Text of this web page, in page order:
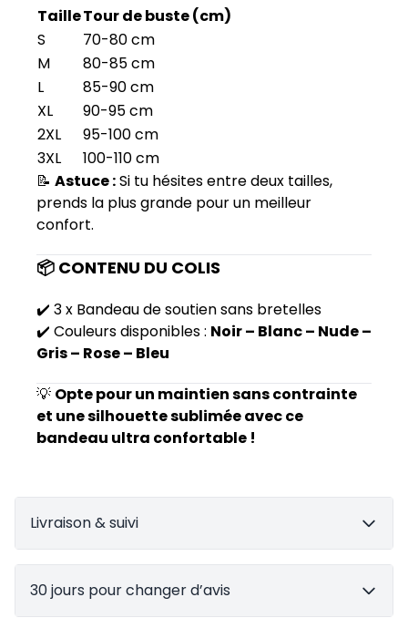
TailleTour de buste (cm)
S
70-80 cm
M
80-85 cm
L
85-90 cm
XL
90-95 cm
2XL
95-100 cm
3XL
100-110 cm
📝 Astuce :Si tu hésites entre deux tailles,
prends la plus grande pour un meilleur
confort.
📦 CONTENU DU COLIS
✔️ 3 x Bandeau de soutien sans bretelles
✔️ Couleurs disponibles : Noir – Blanc – Nude –
Gris – Rose – Bleu
💡 Opte pour un maintien sans contrainte
et une silhouette sublimée avec ce
bandeau ultra confortable !
Livraison & suivi
30 jours pour changer d’avis